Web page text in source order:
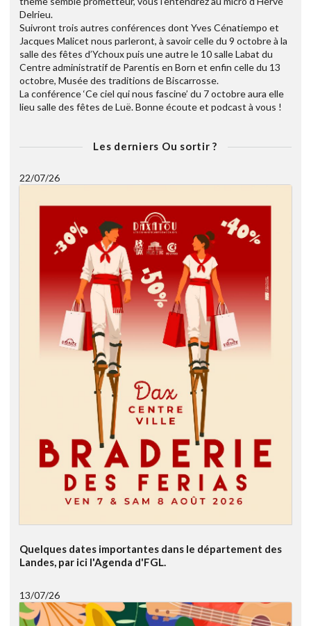
Delrieu.
Suivront trois autres conférences dont Yves Cénatiempo et
Jacques Malicet nous parleront, à savoir celle du 9 octobre à la
salle des fêtes d’Ychoux puis une autre le 10 salle Labat du
Centre administratif de Parentis en Born et enfin celle du 13
octobre, Musée des traditions de Biscarrosse.
La conférence ‘Ce ciel qui nous fascine’ du 7 octobre aura elle
lieu salle des fêtes de Luë. Bonne écoute et podcast à vous !
Les derniers Ou sortir ?
22/07/26
Quelques dates importantes dans le département des
Landes, par ici l'Agenda d'FGL.
13/07/26